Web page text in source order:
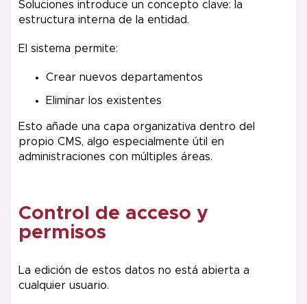
Soluciones introduce un concepto clave: la
estructura interna de la entidad.
El sistema permite:
Crear nuevos departamentos
Eliminar los existentes
Esto añade una capa organizativa dentro del
propio CMS, algo especialmente útil en
administraciones con múltiples áreas.
Control de acceso y
permisos
La edición de estos datos no está abierta a
cualquier usuario.